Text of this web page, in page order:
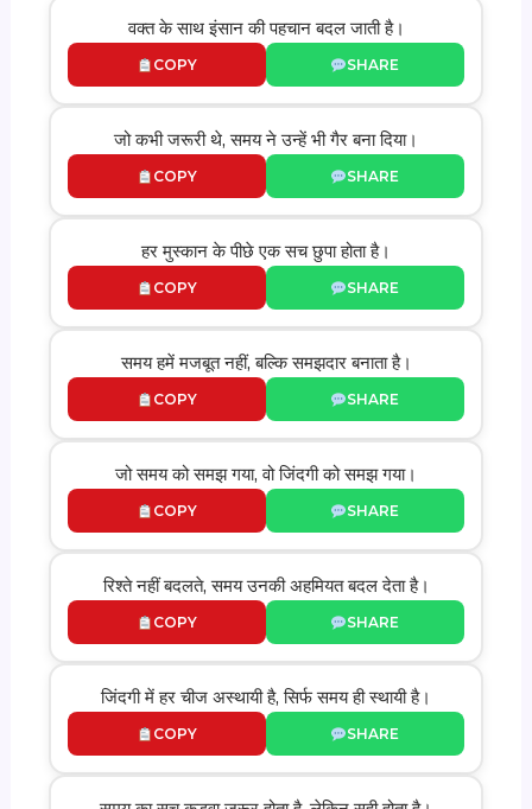
वक्त के साथ इंसान की पहचान बदल जाती है।
COPY SHARE
जो कभी जरूरी थे, समय ने उन्हें भी गैर बना दिया।
COPY SHARE
हर मुस्कान के पीछे एक सच छुपा होता है।
COPY SHARE
समय हमें मजबूत नहीं, बल्कि समझदार बनाता है।
COPY SHARE
जो समय को समझ गया, वो जिंदगी को समझ गया।
COPY SHARE
रिश्ते नहीं बदलते, समय उनकी अहमियत बदल देता है।
COPY SHARE
जिंदगी में हर चीज अस्थायी है, सिर्फ समय ही स्थायी है।
COPY SHARE